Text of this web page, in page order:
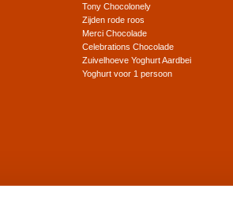
Tony Chocolonely
Zijden rode roos
Merci Chocolade
Celebrations Chocolade
Zuivelhoeve Yoghurt Aardbei
Yoghurt voor 1 persoon